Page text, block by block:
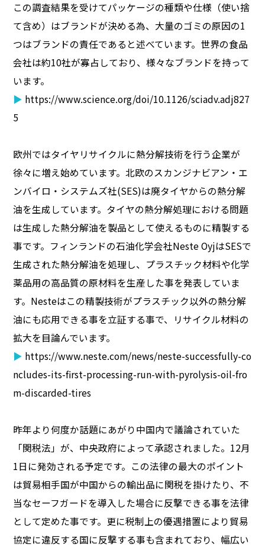
この調査結果を受けてパッケージの種類や仕様（使い捨
て含め）はブランドが決める為、大量のゴミの原因の1
つはブランドの責任であると述べています。世界の食品
会社は約10社が寡占しており、様々なブランドを持って
います。
▶ https://www.science.org/doi/10.1126/sciadv.adj827
5
欧州ではタイヤリサイクルに熱分解技術を行う企業が
徐々に増え始めています。北欧のスカンジナビアン・エ
ンバイロ・システムズ社(SES)は廃タイヤからの熱分解
油を生成しています。タイヤの熱分解処理における問題
は生成した熱分解油を製品として使えるものに精製する
事です。フィンランドの石油化学会社Neste OyjはSESで
生成された熱分解油を処理し、プラスチック材料や化学
薬品用の高品質の原材料を生産した事を発表していま
す。Nesteはこの精製技術がプラスチック以外の熱分解
油にも応用できる事を立証する事で、リサイクル材料の
拡大を目論んでいます。
▶ https://www.neste.com/news/neste-successfully-co
ncludes-its-first-processing-run-with-pyrolysis-oil-fro
m-discarded-tires
昨年より何度か話題にあがり中国内で議論されていた
「関税法」が、中央政府によって承認されました。12月
1日に発効される予定です。この法律の最大のポイント
は貿易相手国が中国からの輸出品に関税を掛けたり、不
当なセーフガードを導入した場合に反撃できる事を法律
として定めた事です。更に税制上の優遇措置により貿易
協定に違反する国に反撃する事も含まれており、幅広い